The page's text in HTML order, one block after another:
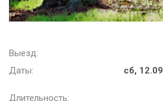
Выезд:
Даты:
сб,
Длительность: